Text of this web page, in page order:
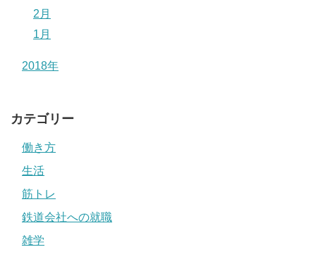
2月
1月
2018年
カテゴリー
働き方
生活
筋トレ
鉄道会社への就職
雑学